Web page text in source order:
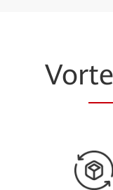
Vor